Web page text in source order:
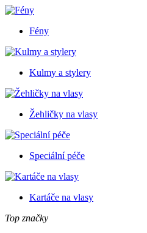
Fény
Kulmy a stylery
Žehličky na vlasy
Speciální péče
Kartáče na vlasy
Top značky